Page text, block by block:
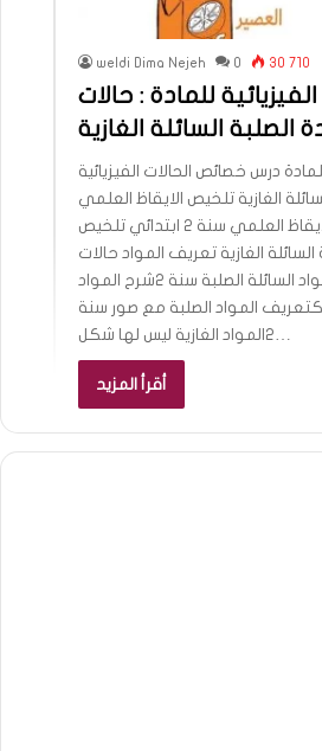
weldi Dima Nejeh 0 30 710
للمادة : حالات
الصلبة السائلة الغازية
درس خصائص الحالات الفيزيائية
الغازية تلخيص الايقاظ العلمي
تطبيقات و ملخصات في الايقاظ العلمي سنة 2 ابتدائي تلخيص
الغازية تعريف المواد حالات
المادّة صورالفرق بين المواد السائلة الصلبة سنة 2شرح المواد
المواد الصلبة مع صور سنة
2المواد الغازية ليس لها شكل…
أقرأ المزيد